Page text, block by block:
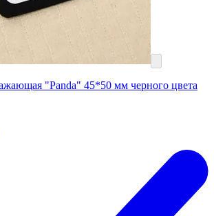
"Panda" 45*50 мм черного цвета